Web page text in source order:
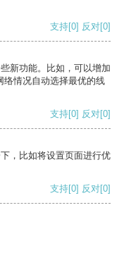
支持[0] 反对[0]
新功能。比如，可以增加
络情况自动选择最优的线
支持[0] 反对[0]
，比如将设置页面进行优
支持[0] 反对[0]